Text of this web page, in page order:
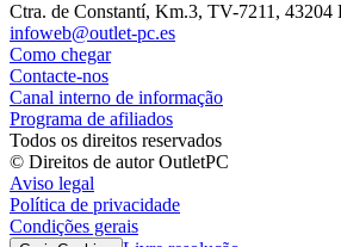
Ctra. de Constantí, Km.3, TV-7211, 43204
infoweb@outlet-pc.es
Como chegar
Contacte-nos
Canal interno de informação
Programa de afiliados
Todos os direitos reservados
© Direitos de autor OutletPC
Aviso legal
Política de privacidade
Condições gerais